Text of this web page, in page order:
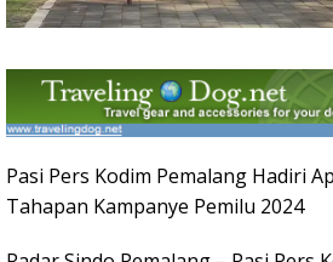
Pasi Pers Kodim Pemalang Hadiri
Tahapan Kampanye Pemilu 2024